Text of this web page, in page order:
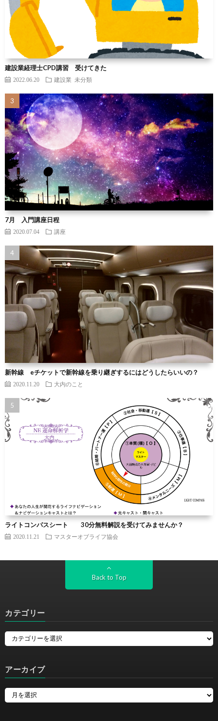
建設業経理士CPD講習 受けてきた
2022.06.20 建設業 未分類
7月 入門講座日程
2020.07.04 講座
新幹線 eチケットで新幹線を乗り継ぎするにはどうしたらいいの？
2020.11.20 大内のこと
ライトコンパスシート 30分無料解説を受けてみませんか？
2020.11.21 マスターオブライフ協会
Back to Top
カテゴリー
アーカイブ